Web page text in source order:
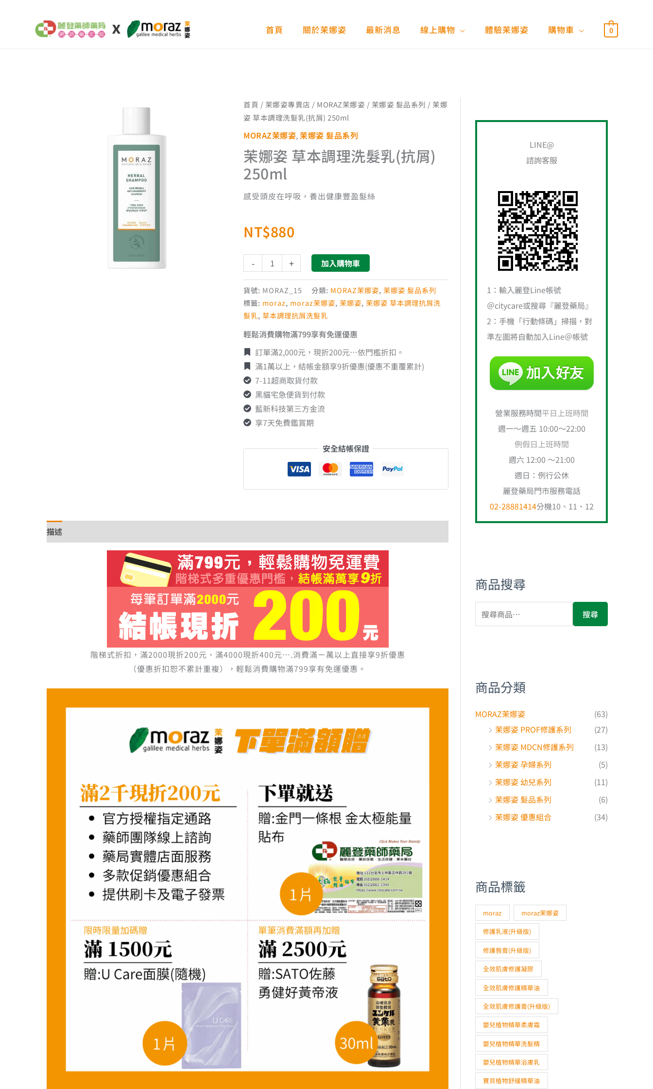
首頁 關於茉娜姿 最新消息 線上購物 體驗茉娜姿 購物車 0
首頁 / 茉娜姿專賣店 / MORAZ茉娜姿 / 茉娜姿 髮品系列 / 茉娜
姿 草本調理洗髮乳(抗屑) 250ml
MORAZ茉娜姿, 茉娜姿 髮品系列
茉娜姿 草本調理洗髮乳(抗屑)
250ml
感受頭皮在呼吸，養出健康豐盈髮絲
NT$880
-
茉
娜
姿
草
本
調
洗
乳
250ml
數
量
+ 加入購物車
貨號: MORAZ_15 分類: MORAZ茉娜姿,茉娜姿 髮品系列
標籤: moraz, moraz茉娜姿,茉娜姿,茉娜姿 草本調理抗屑洗
髮乳,草本調理抗屑洗髮乳
輕鬆消費購物滿799享有免運優惠
訂單滿2,000元，現折200元…依門檻折扣。
滿1萬以上，結帳金額享9折優惠(優惠不重覆累計)
7-11超商取貨付款
黑貓宅急便貨到付款
藍新科技第三方金流
享7天免費鑑賞期
安全結帳保證
描述
階梯式折扣，滿2000現折200元、滿4000現折400元….消費滿ㄧ萬以上直接享9折優惠
（優惠折扣恕不累計重複），輕鬆消費購物滿799享有免運優惠。
LINE@
諮詢客服
1：輸入麗登Line帳號
＠citycare或搜尋『麗登藥局』
2：手機「行動條碼」掃描，對
準左圖將自動加入Line＠帳號
營業服務時間平日上班時間
週一～週五 10:00～22:00
例假日上班時間
週六 12:00 ～21:00
週日：例行公休
麗登藥局門市服務電話
02-28881414分機10、11、12
商品搜尋
搜尋
商品分類
MORAZ茉娜姿
(63)
茉娜姿 PROF修護系列
(27)
茉娜姿 MDCN修護系列
(13)
茉娜姿 孕婦系列
(5)
茉娜姿 幼兒系列
(11)
茉娜姿 髮品系列
(6)
茉娜姿 優惠組合
(34)
商品標籤
moraz moraz茉娜姿
修護乳液(升級版)
修護唇膏(升級版)
全效肌膚修護凝膠
全效肌膚修護精華油
全效肌膚修護膏(升級版)
嬰兒植物精華柔膚霜
嬰兒植物精華洗髮精
嬰兒植物精華浴膚乳
寶貝植物舒緩精華油